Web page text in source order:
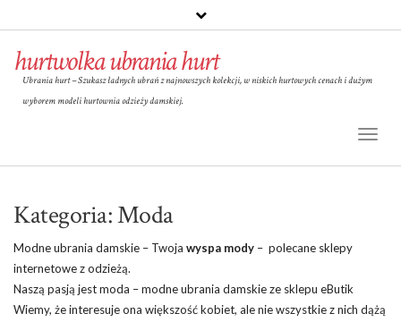
hurtwolka ubrania hurt
Ubrania hurt – Szukasz ładnych ubrań z najnowszych kolekcji, w niskich hurtowych cenach i dużym
wyborem modeli hurtownia odzieży damskiej.
Kategoria:Moda
Modne ubrania damskie – Twoja wyspa mody – polecane sklepy
internetowe z odzieżą.
Naszą pasją jest moda – modne ubrania damskie ze sklepu eButik
Wiemy, że interesuje ona większość kobiet, ale nie wszystkie z nich dążą